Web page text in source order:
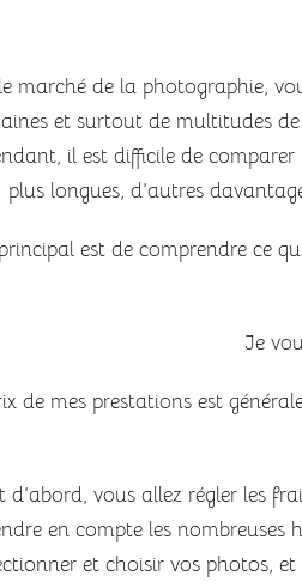
marché de la photographie,
et surtout de multitudes de
il est difficile de
plus longues, d’autres
est de comprendre ce
Je
de mes prestations est
d’abord, vous allez régler les
en compte les nombreuses
et choisir vos photos,